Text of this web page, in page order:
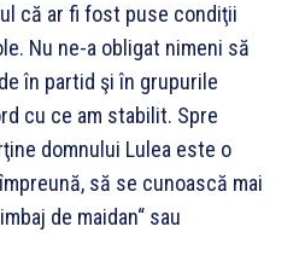
că ar fi fost puse condiţii
Nu ne-a obligat nimeni să
în partid şi în grupurile
cu ce am stabilit. Spre
domnului Lulea este o
să se cunoască mai
de maidan“ sau